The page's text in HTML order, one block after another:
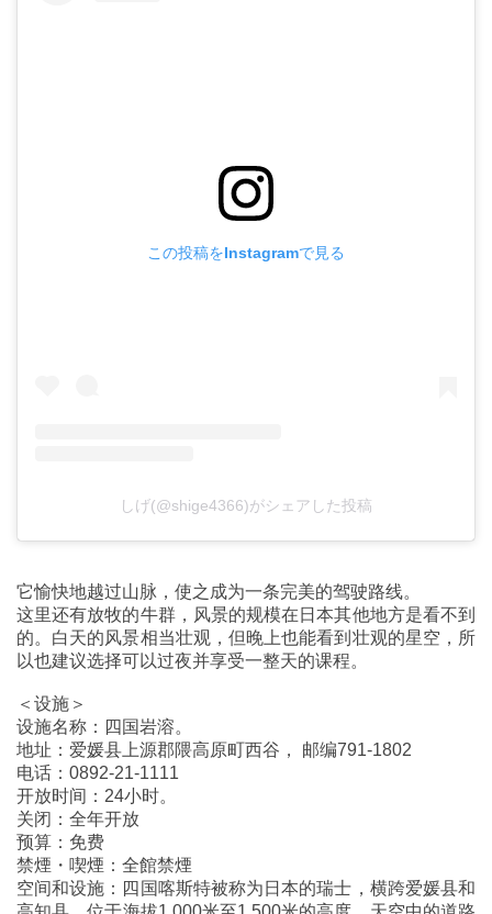
この投稿をInstagramで見る
しげ(@shige4366)がシェアした投稿
它愉快地越过山脉，使之成为一条完美的驾驶路线。
这里还有放牧的牛群，风景的规模在日本其他地方是看不到
的。白天的风景相当壮观，但晚上也能看到壮观的星空，所
以也建议选择可以过夜并享受一整天的课程。
＜设施＞
设施名称：四国岩溶。
地址：爱媛县上源郡隈高原町西谷， 邮编791-1802
电话：0892-21-1111
开放时间：24小时。
关闭：全年开放
预算：免费
禁煙・喫煙：全館禁煙
空间和设施：四国喀斯特被称为日本的瑞士，横跨爱媛县和